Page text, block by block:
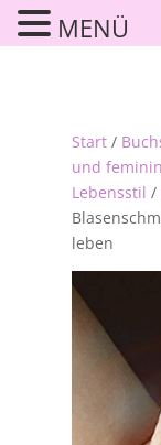
Start/
und
Lebensstil /
leben
MENÜ